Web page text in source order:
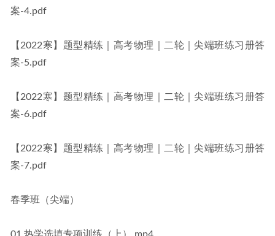
案-4.pdf
【2022寒】题型精练｜高考物理｜二轮｜尖端班练习册答
案-5.pdf
【2022寒】题型精练｜高考物理｜二轮｜尖端班练习册答
案-6.pdf
【2022寒】题型精练｜高考物理｜二轮｜尖端班练习册答
案-7.pdf
春季班（尖端）